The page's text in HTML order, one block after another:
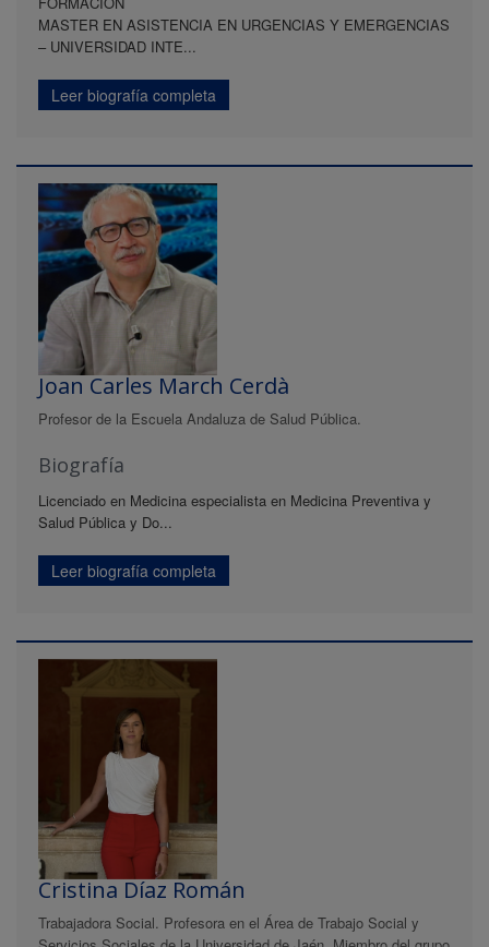
MASTER EN ASISTENCIA EN URGENCIAS Y EMERGENCIAS
– UNIVERSIDAD INTE...
Leer biografía completa
Joan Carles March Cerdà
Profesor de la Escuela Andaluza de Salud Pública.
Biografía
Licenciado en Medicina especialista en Medicina Preventiva y
Salud Pública y Do...
Leer biografía completa
Cristina Díaz Román
Trabajadora Social. Profesora en el Área de Trabajo Social y